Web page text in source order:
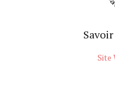
Site